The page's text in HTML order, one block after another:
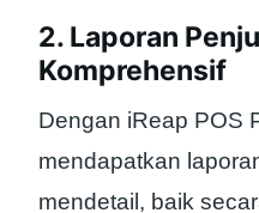
2. Laporan
Komprehensif
Dengan iReap POS
mendapatkan
mendetail, baik